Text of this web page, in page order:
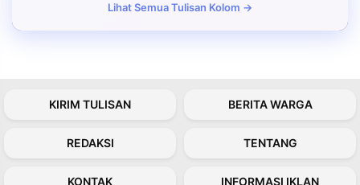
Lihat Semua Tulisan Kolom →
KIRIM TULISAN BERITA WARGA
REDAKSI TENTANG
KONTAK INFORMASI IKLAN